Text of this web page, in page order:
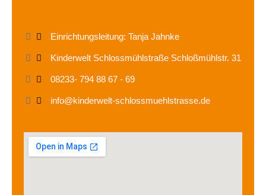
Einrichtungsleitung: Tanja Jahnke
Kinderwelt Schlossmühlstraße Schloßmühlstr. 31
08233- 794 88 67 - 69
info@kinderwelt-schlossmuehlstrasse.de